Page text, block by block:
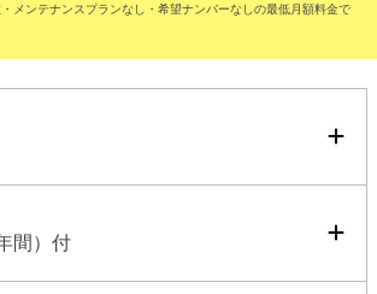
メンテナンスプランなし・希望ナンバーなしの最低月額料金で
間）付